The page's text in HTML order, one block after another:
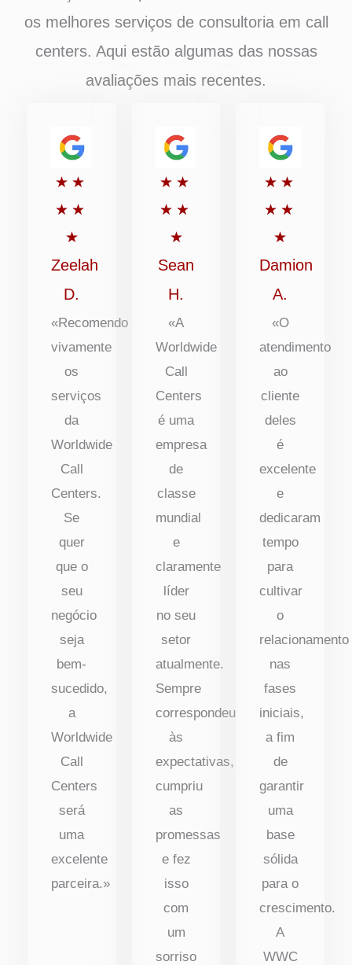
os melhores serviços de consultoria em call
centers. Aqui estão algumas das nossas
avaliações mais recentes.
★ ★
★ ★
★
Classificado
com
5
de
Zeelah
D.
«Recomendo
vivamente
os
serviços
da
Worldwide
Call
Centers.
Se
quer
que o
seu
negócio
seja
bem-
sucedido,
a
Worldwide
Call
Centers
será
uma
excelente
parceira.»
★ ★
★ ★
★
Classificado
com
5
de
Sean
H.
«A
Worldwide
Call
Centers
é uma
empresa
de
classe
mundial
e
claramente
líder
no seu
setor
atualmente.
Sempre
correspondeu
às
expectativas,
cumpriu
as
promessas
e fez
isso
com
um
sorriso
★ ★
★ ★
★
com
de
Damion
A.
«O
atendimento
ao
cliente
deles
é
excelente
e
dedicaram
tempo
para
cultivar
o
relacionamento
nas
fases
iniciais,
a fim
de
garantir
uma
base
sólida
para o
crescimento.
A
WWC